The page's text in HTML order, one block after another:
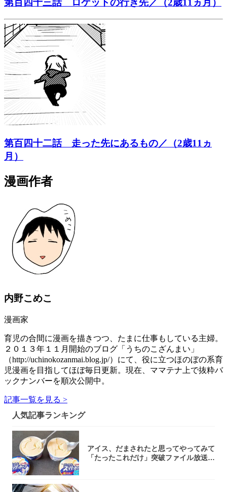
第百四十三話 ロケットの行き先／（2歳11ヵ月）
第百四十二話 走った先にあるもの／（2歳11ヵ
月）
漫画作者
内野こめこ
漫画家
育児の合間に漫画を描きつつ、たまに仕事もしている主婦。
２０１３年１１月開始のブログ「うちのこざんまい」
（http://uchinokozanmai.blog.jp/）にて、役に立つほのぼの系育
児漫画を目指してほぼ毎日更新。現在、ママテナ上で抜粋バ
ックナンバーを順次公開中。
記事一覧を見る >
人気記事ランキング
アイス、だまされたと思ってやってみて
「たったこれだけ」突破ファイル放送で